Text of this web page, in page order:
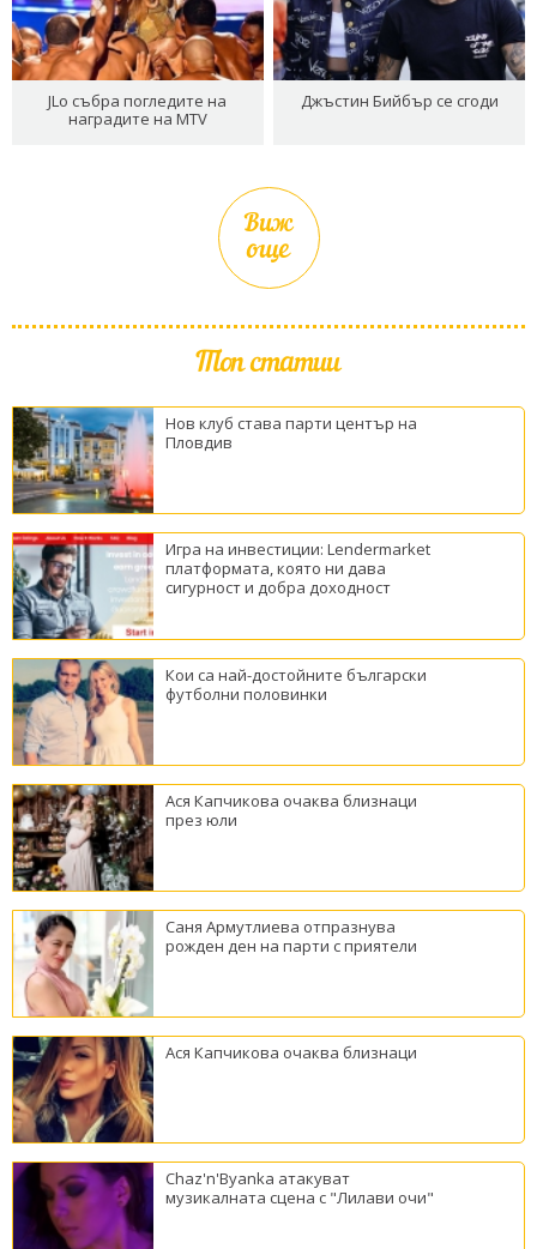
JLo събра погледите на
наградите на MTV
Джъстин Бийбър се сгоди
Виж
още
Топ статии
Нов клуб става парти център на
Пловдив
Игра на инвестиции: Lendermarket
платформата, която ни дава
сигурност и добра доходност
Кои са най-достойните български
футболни половинки
Ася Капчикова очаква близнаци
през юли
Саня Армутлиева отпразнува
рожден ден на парти с приятели
Ася Капчикова очаква близнаци
Chaz'n'Byanka атакуват
музикалната сцена с "Лилави очи"